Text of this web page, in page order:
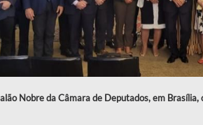
Nobre da Câmara de Deputados, em Brasília,